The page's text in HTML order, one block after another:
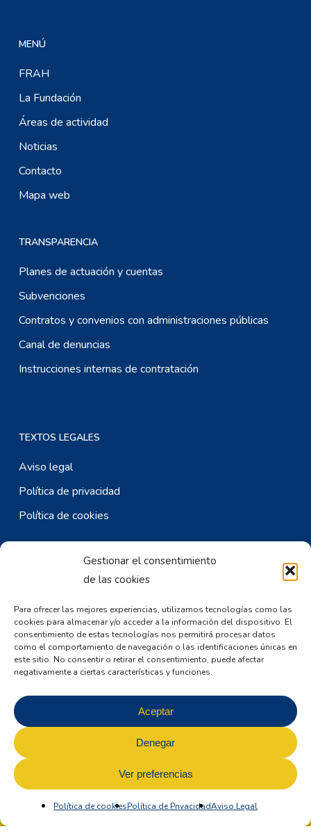
Gestionar el consentimiento
de las cookies
Para ofrecer las mejores experiencias, utilizamos tecnologías como las
cookies para almacenar y/o acceder a la información del dispositivo. El
consentimiento de estas tecnologías nos permitirá procesar datos
como el comportamiento de navegación o las identificaciones únicas en
este sitio. No consentir o retirar el consentimiento, puede afectar
negativamente a ciertas características y funciones.
Aceptar
Denegar
Ver preferencias
Política de cookiesPolítica de PrivacidadAviso Legal
MENÚ
FRAH
La Fundación
Áreas de actividad
Noticias
Contacto
Mapa web
TRANSPARENCIA
Planes de actuación y cuentas
Subvenciones
Contratos y convenios con administraciones públicas
Canal de denuncias
Instrucciones internas de contratación
TEXTOS LEGALES
Aviso legal
Política de privacidad
Política de cookies
CONTACTO ESPAÑA
Mail:dirgral@frah.es
Tlfo: (+34) 980 53 50 52
CONTACTO PORTUGAL
R. Eng. José Beça 46. 5300-034 Bragança, Portugal
Mail:
Tlfo: (+351) 273 332 236